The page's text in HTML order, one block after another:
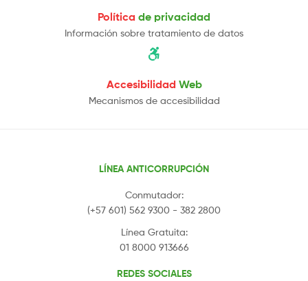
Política de privacidad
Información sobre tratamiento de datos
Accesibilidad Web
Mecanismos de accesibilidad
LÍNEA ANTICORRUPCIÓN
Conmutador:
(+57 601) 562 9300 - 382 2800
Línea Gratuita:
01 8000 913666
REDES SOCIALES